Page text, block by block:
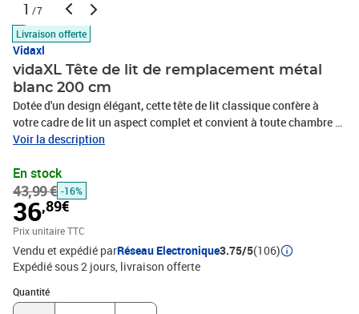
1 /7
Livraison offerte
Vidaxl
vidaXL Tête de lit de remplacement métal
blanc 200 cm
Dotée d'un design élégant, cette tête de lit classique confère à
votre cadre de lit un aspect complet et convient à toute chambre à
coucher. Construction métallique robuste : la tête de lit est
particulièrement dur et solide qui offre une robustesse et une
stabilité exceptionnelles. Le revêtement par poudre de l'acier crée
une couche de protection contre l'usure.Pieds robustes et stables :
les pieds en métal assurent la robustesse et la stabilité.Excellent
soutien : la tête de lit offre un excellent soutien du dos lorsque
vous vous asseyez dans votre lit pour lire ou regarder la télévision.
Bon à savoir :Le cadre de lit et le matelas ne sont pas inclus dans
la livraison.Les têtes de lit à tubes carrés conviennent uniquement
aux lits à tubes carrés de notre boutique.Couleur : blancMatériau :
Voir la description
En stock
43,99 € -16%
36,89€
Prix unitaire TTC
Vendu et expédié parRéseau Electronique3.75/5(106)
Expédié sous 2 jours livraison offerte
Quantité
Quantité : 1